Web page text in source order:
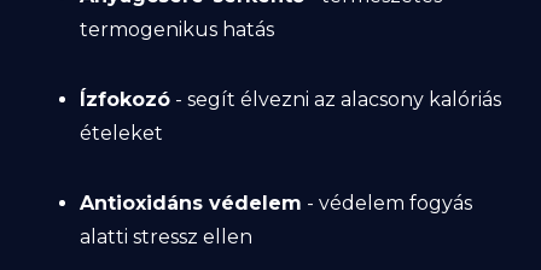
termogenikus hatás
Ízfokozó - segít élvezni az alacsony kalóriás
ételeket
Antioxidáns védelem - védelem fogyás
alatti stressz ellen